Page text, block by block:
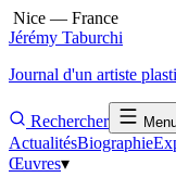
Nice — France
Jérémy Taburchi
Journal d'un artiste
Rechercher
ActualitésBiographie
Œuvres▾